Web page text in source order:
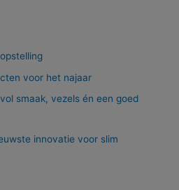
voor het najaar
smaak, vezels én een goed
innovatie voor slim